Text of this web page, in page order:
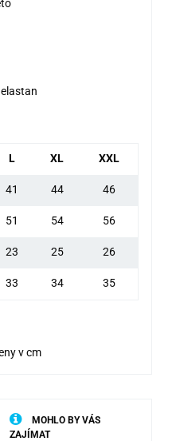
L XL XXL
41 44 46
51 54 56
23 25 26
33 34 35
v cm
MOHLO BY VÁS
ZAJÍMAT